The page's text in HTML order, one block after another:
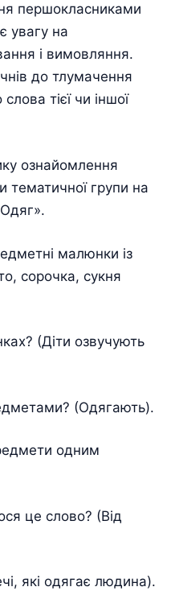
першокласниками
увагу на
і вимовляння.
до тлумачення
тієї чи іншої
ознайомлення
тематичної групи на
малюнки із
сорочка, сукня
(Діти озвучують
(Одягають).
одним
це слово? (Від
які одягає людина).